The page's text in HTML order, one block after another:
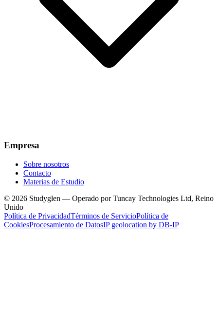
Empresa
Sobre nosotros
Contacto
Materias de Estudio
© 2026 Studyglen — Operado por Tuncay Technologies Ltd, Reino
Unido
Política de PrivacidadTérminos de ServicioPolítica de
CookiesProcesamiento de DatosIP geolocation by DB-IP